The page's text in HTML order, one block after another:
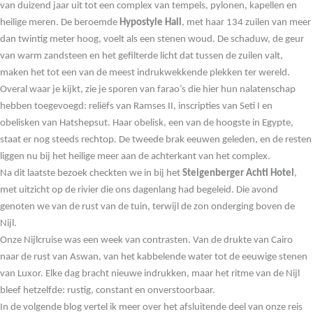
van duizend jaar uit tot een complex van tempels, pylonen, kapellen en
heilige meren. De beroemde Hypostyle Hall, met haar 134 zuilen van meer
dan twintig meter hoog, voelt als een stenen woud. De schaduw, de geur
van warm zandsteen en het gefilterde licht dat tussen de zuilen valt,
maken het tot een van de meest indrukwekkende plekken ter wereld.
Overal waar je kijkt, zie je sporen van farao’s die hier hun nalatenschap
hebben toegevoegd: reliëfs van Ramses II, inscripties van Seti I en
obelisken van Hatshepsut. Haar obelisk, een van de hoogste in Egypte,
staat er nog steeds rechtop. De tweede brak eeuwen geleden, en de resten
liggen nu bij het heilige meer aan de achterkant van het complex.
Na dit laatste bezoek checkten we in bij het Steigenberger Achti Hotel,
met uitzicht op de rivier die ons dagenlang had begeleid. Die avond
genoten we van de rust van de tuin, terwijl de zon onderging boven de
Nijl.
Onze Nijlcruise was een week van contrasten. Van de drukte van Cairo
naar de rust van Aswan, van het kabbelende water tot de eeuwige stenen
van Luxor. Elke dag bracht nieuwe indrukken, maar het ritme van de Nijl
bleef hetzelfde: rustig, constant en onverstoorbaar.
In de volgende blog vertel ik meer over het afsluitende deel van onze reis